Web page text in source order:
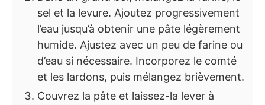
sel et la levure. Ajoutez progressivement
l’eau jusqu’à obtenir une pâte légèrement
humide. Ajustez avec un peu de farine ou
d’eau si nécessaire. Incorporez le comté
et les lardons, puis mélangez brièvement.
Couvrez la pâte et laissez-la lever à